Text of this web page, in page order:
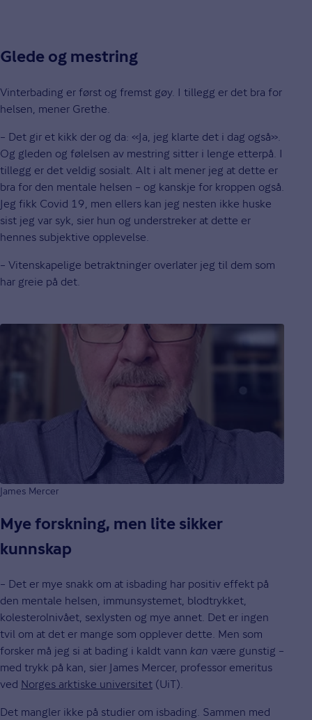
Glede og mestring
Vinterbading er først og fremst gøy. I tillegg er det bra for
helsen, mener Grethe.
– Det gir et kikk der og da: «Ja, jeg klarte det i dag også».
Og gleden og følelsen av mestring sitter i lenge etterpå. I
tillegg er det veldig sosialt. Alt i alt mener jeg at dette er
bra for den mentale helsen – og kanskje for kroppen også.
Jeg fikk Covid 19, men ellers kan jeg nesten ikke huske
sist jeg var syk, sier hun og understreker at dette er
hennes subjektive opplevelse.
– Vitenskapelige betraktninger overlater jeg til dem som
har greie på det.
James Mercer
Mye forskning, men lite sikker
kunnskap
– Det er mye snakk om at isbading har positiv effekt på
den mentale helsen, immunsystemet, blodtrykket,
kolesterolnivået, sexlysten og mye annet. Det er ingen
tvil om at det er mange som opplever dette. Men som
forsker må jeg si at bading i kaldt vann kan være gunstig –
med trykk på kan, sier James Mercer, professor emeritus
ved Norges arktiske universitet (UiT).
Det mangler ikke på studier om isbading. Sammen med